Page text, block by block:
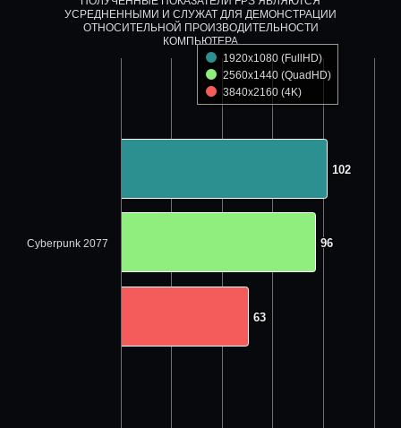
УСРЕДНЕННЫМИ И СЛУЖАТ ДЛЯ ДЕМОНСТРАЦИИ
ОТНОСИТЕЛЬНОЙ ПРОИЗВОДИТЕЛЬНОСТИ
КОМПЬЮТЕРА
102
102
96
96
63
63
1920x1080 (FullHD)
2560x1440 (QuadHD)
3840x2160 (4K)
Cyberpunk 2077